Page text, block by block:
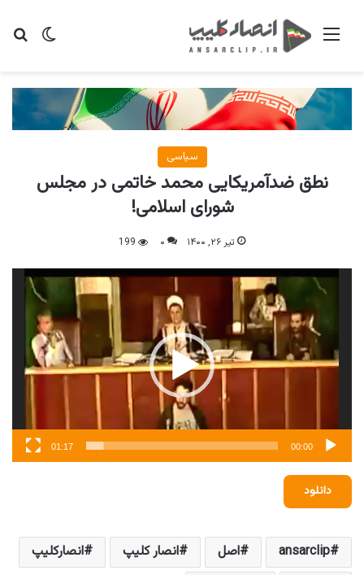
تغییر منو
سیاسی
نطق ضدآمریکایی محمد خاتمی در مجلس
شورای اسلامی!
تیر ۲۶, ۱۴۰۰ ۰ 199
نمایشگر
00:00
01:17
دانلود
ansarclip اصل انصار کلیپ
انصارکلیپ